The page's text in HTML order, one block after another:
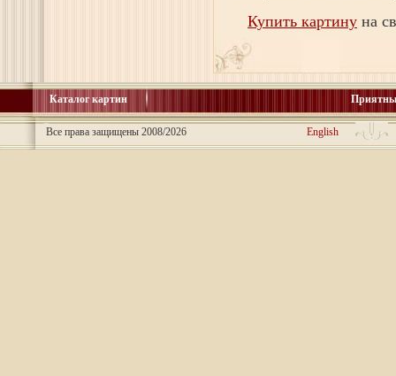
Купить картину на
Каталог картин
Все права защищены 2008/2026 English